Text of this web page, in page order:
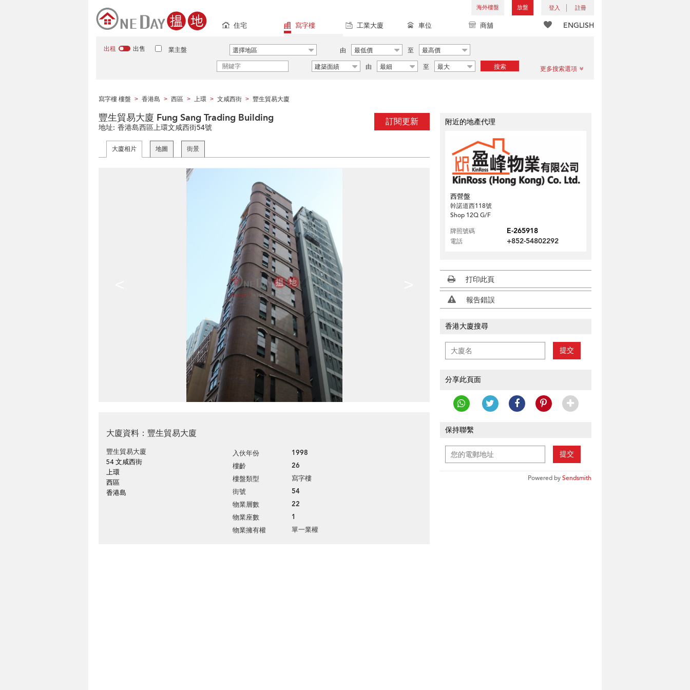
海外樓盤 放盤 登入 註冊
ENGLISH
住宅 寫字樓 工業大廈 車位 商舖
出租 出售 業主盤 選擇地區 由 最低價 至
最高價
建築面績
由 最細 至 最大 搜索 更多搜索選項
寫字樓 樓盤 > 香港島 > 西區 > 上環 > 文咸西街 > 豐生貿易大廈
訂閱更新
豐生貿易大廈 Fung Sang Trading Building
地址: 香港島西區上環文咸西街54號
大廈相片 地圖 街景
大廈資料：豐生貿易大廈
豐生貿易大廈
54 文咸西街
上環
西區
香港島
入伙年份 1998
樓齡 26
樓盤類型 寫字樓
街號 54
物業層數 22
物業座數 1
物業擁有權 單一業權
附近的地產代理
西營盤
幹諾道西118號
Shop 12Q G/F
牌照號碼
E-265918
電話 +852-54802292
打印此頁
報告錯誤
香港大廈搜尋
提交
分享此頁面
保持聯繫
提交
Powered bySendsmith